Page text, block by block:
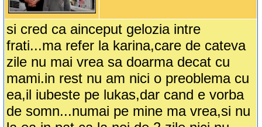
si cred ca ainceput gelozia intre
frati...ma refer la karina,care de cateva
zile nu mai vrea sa doarma decat cu
mami.in rest nu am nici o preoblema cu
ea,il iubeste pe lukas,dar cand e vorba
de somn...numai pe mine ma vrea,si nu